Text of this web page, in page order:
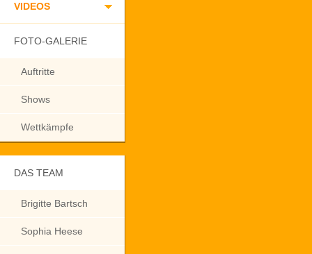
VIDEOS
FOTO-GALERIE
Auftritte
Shows
Wettkämpfe
DAS TEAM
Brigitte Bartsch
Sophia Heese